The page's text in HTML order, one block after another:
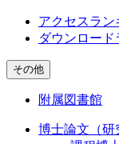
アクセスラン
ダウンロー
その他
附属図書館
博士論文（研